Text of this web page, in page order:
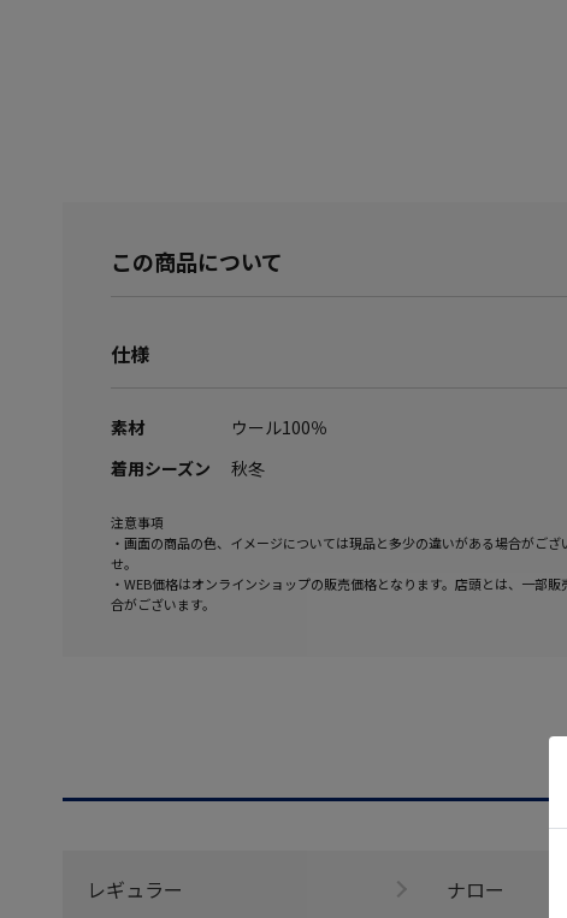
この商品について
仕様
素材
ウール100％
着用シーズン
秋冬
注意事項
・画面の商品の色、イメージについては現品と多少の違いがある場合がご
せ。
・WEB価格はオンラインショップの販売価格となります。店頭とは、一部
合がございます。
レギュラー ナロー